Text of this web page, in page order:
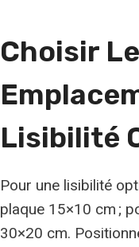
Choisir
Lisibilité
Pour une lisibilité
plaque 15×10 cm ;
30×20 cm.